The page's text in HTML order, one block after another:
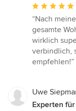
Bewertung:
5
von
5
Sternen
“Nach
gesamte
wirklich
verbindlich,
empfehlen!”
Uwe
Experten